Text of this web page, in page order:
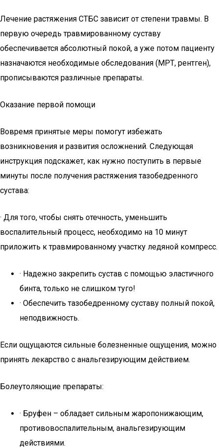
Лечение растяжения СТБС зависит от степени травмы. В
первую очередь травмированному суставу
обеспечивается абсолютный покой, а уже потом пациенту
назначаются необходимые обследования (МРТ, рентген),
прописываются различные препараты.
Оказание первой помощи
Вовремя принятые меры помогут избежать
возникновения и развития осложнений. Следующая
инструкция подскажет, как нужно поступить в первые
минуты после получения растяжения тазобедренного
сустава:
· Для того, чтобы снять отечность, уменьшить
воспалительный процесс, необходимо на 10 минут
приложить к травмированному участку ледяной компресс.
· Надежно закрепить сустав с помощью эластичного
бинта, только не слишком туго!
· Обеспечить тазобедренному суставу полный покой,
неподвижность.
Если ощущаются сильные болезненные ощущения, можно
принять лекарство с анальгезирующим действием.
Болеутоляющие препараты:
· Бруфен – обладает сильным жаропонижающим,
противовоспалительным, анальгезирующим
действиями.